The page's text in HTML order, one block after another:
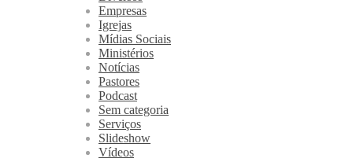
Empresas
Igrejas
Mídias Sociais
Ministérios
Notícias
Pastores
Podcast
Sem categoria
Serviços
Slideshow
Vídeos